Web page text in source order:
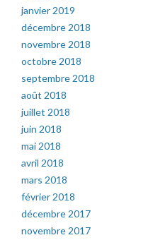
janvier 2019
décembre 2018
novembre 2018
octobre 2018
septembre 2018
août 2018
juillet 2018
juin 2018
mai 2018
avril 2018
mars 2018
février 2018
décembre 2017
novembre 2017